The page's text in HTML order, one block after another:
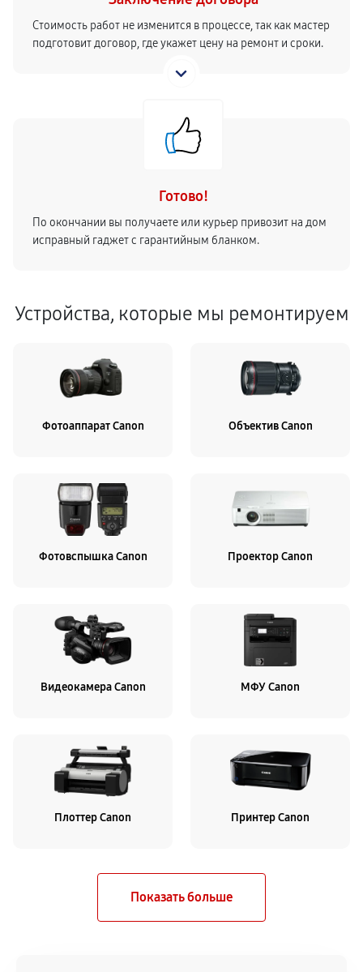
Стоимость работ не изменится в процессе, так как мастер
подготовит договор, где укажет цену на ремонт и сроки.
Готово!
По окончании вы получаете или курьер привозит на дом
исправный гаджет с гарантийным бланком.
Устройства, которые мы ремонтируем
Фотоаппарат Canon Объектив Canon
Фотовспышка Canon Проектор Canon
Видеокамера Canon МФУ Canon
Плоттер Canon Принтер Canon